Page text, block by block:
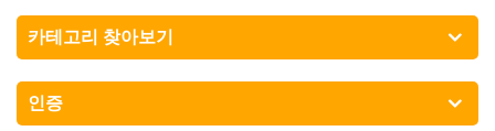
카테고리 찾아보기
인증